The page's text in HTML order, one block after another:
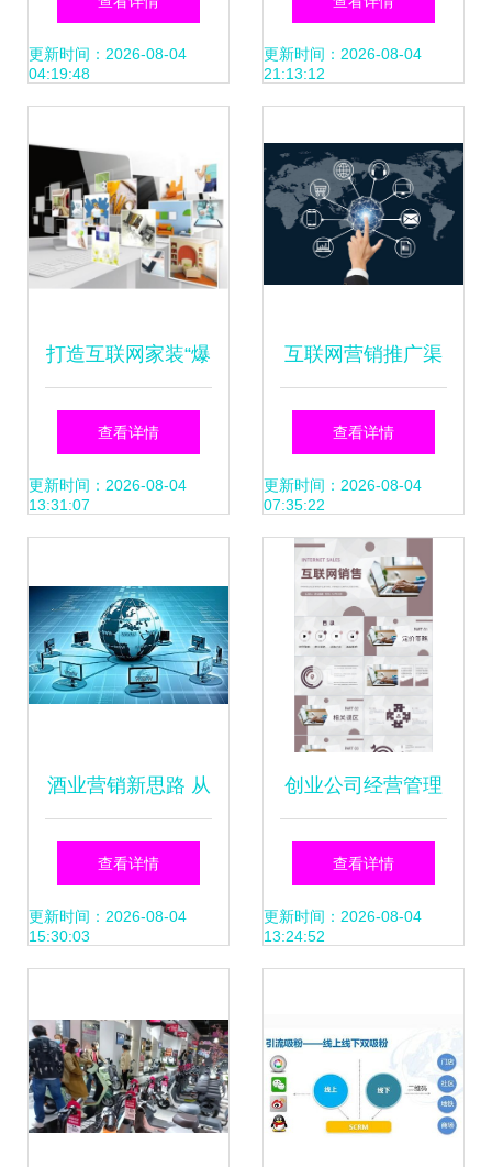
互联网销售新思路
更新时间：2026-08-04
04:19:48
用户到渠道的全链
更新时间：2026-08-04
21:13:12
打造互联网家装“爆
款”营销体系 用户
口碑是关键——互
查看详情
更新时间：2026-08-04
13:31:07
互联网营销推广渠
道 八大推广方式与
销售实战
查看详情
更新时间：2026-08-04
07:35:22
酒业营销新思路 从
传统到互联网的进
阶之路
查看详情
更新时间：2026-08-04
15:30:03
创业公司经营管理
工作规划 自主经营
模式下的互联网销
查看详情
更新时间：2026-08-04
13:24:52